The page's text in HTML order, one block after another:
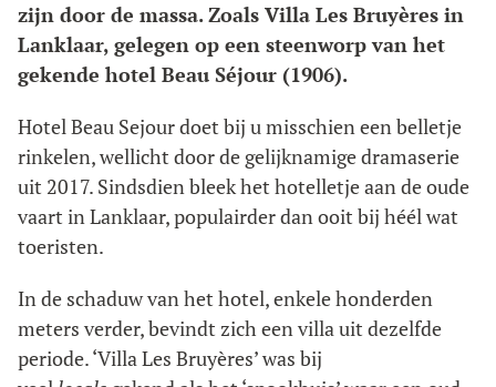
zijn door de massa. Zoals Villa Les Bruyères in
Lanklaar, gelegen op een steenworp van het
gekende hotel Beau Séjour (1906).
Hotel Beau Sejour doet bij u misschien een belletje
rinkelen, wellicht door de gelijknamige dramaserie
uit 2017. Sindsdien bleek het hotelletje aan de oude
vaart in Lanklaar, populairder dan ooit bij héél wat
toeristen.
In de schaduw van het hotel, enkele honderden
meters verder, bevindt zich een villa uit dezelfde
periode. ‘Villa Les Bruyères’ was bij